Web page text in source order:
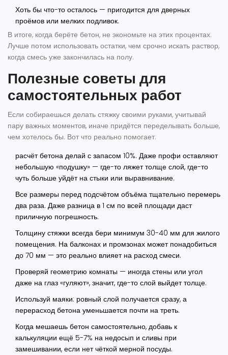
Хоть бы что-то осталось — пригодится для дверных
проёмов или мелких подливок.
В итоге, когда берёте бетон, не экономьте на этих процентах.
Лучше потом использовать остатки, чем срочно искать раствор,
когда смесь уже закончилась на полу.
Полезные советы для
самостоятельных работ
Если собираешься делать стяжку своими руками, учитывай
пару важных моментов, иначе придётся переделывать больше,
чем хотелось бы. Вот что реально помогает:
расчёт бетона делай с запасом 10%. Даже профи оставляют
небольшую «подушку» — где-то ляжет толще слой, где-то
чуть больше уйдёт на стыки или выравнивание.
Все размеры перед подсчётом объёма тщательно перемерь
два раза. Даже разница в 1 см по всей площади даст
приличную погрешность.
Толщину стяжки всегда бери минимум 30-40 мм для жилого
помещения. На балконах и промзонах может понадобиться
до 70 мм — это реально влияет на расход смеси.
Проверяй геометрию комнаты — иногда стены или угол
даже на глаз «гуляют», значит, где-то слой выйдет толще.
Используй маяки: ровный слой получается сразу, а
перерасход бетона уменьшается почти на треть.
Когда мешаешь бетон самостоятельно, добавь к
калькуляции ещё 5-7% на недосып и сливы при
замешивании, если нет чёткой мерной посуды.